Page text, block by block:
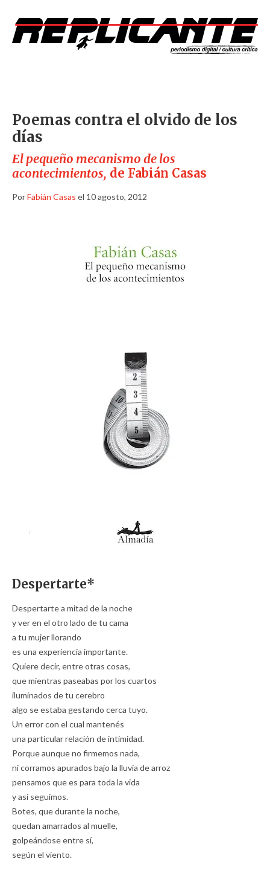
Poemas contra el olvido de los
días
El pequeño mecanismo de los
acontecimientos, de Fabián Casas
PorFabián Casas el 10 agosto, 2012
Despertarte*
Despertarte a mitad de la noche
y ver en el otro lado de tu cama
a tu mujer llorando
es una experiencia importante.
Quiere decir, entre otras cosas,
que mientras paseabas por los cuartos
iluminados de tu cerebro
algo se estaba gestando cerca tuyo.
Un error con el cual mantenés
una particular relación de intimidad.
Porque aunque no firmemos nada,
ni corramos apurados bajo la lluvia de arroz
pensamos que es para toda la vida
y así seguimos.
Botes, que durante la noche,
quedan amarrados al muelle,
golpeándose entre sí,
según el viento.